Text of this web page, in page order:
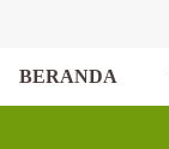
BERANDA